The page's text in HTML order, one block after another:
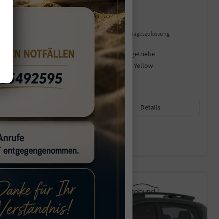
DACIA SANDERO STEPWAY
EXPRESSION SHZ NAVI TCE 110
Fahrzeug mit Tageszulassung
44079 GetriebeSchaltgetriebe
Benzin AußenfarbeAmber Yellow
Leistung 81 kW (110 PS)
22.06.2026
Details
Verbrauch kombiniert:5,70 l/100km
2 -Klasse:
CO -Emissionen: